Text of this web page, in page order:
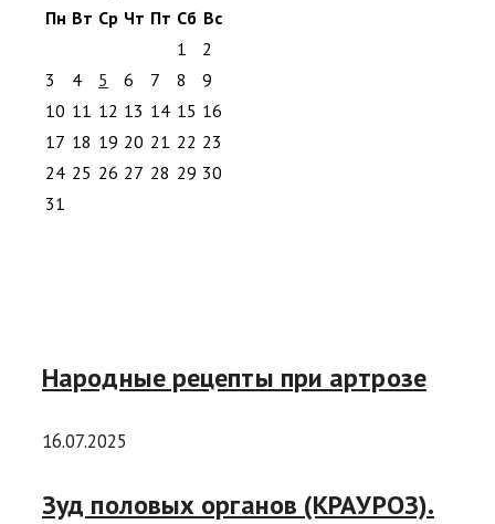
Пн Вт Ср Чт Пт Сб Вс
1
2
3
4 5 6 7 8
9
10 11 12 13 14 15 16
17 18 19 20 21 22 23
24 25 26 27 28 29 30
31
Народные рецепты при артрозе
16.07.2025
Зуд половых органов (КРАУРОЗ).